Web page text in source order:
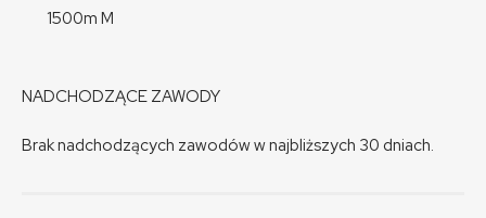
1500m M
NADCHODZĄCE ZAWODY
Brak nadchodzących zawodów w najbliższych 30 dniach.